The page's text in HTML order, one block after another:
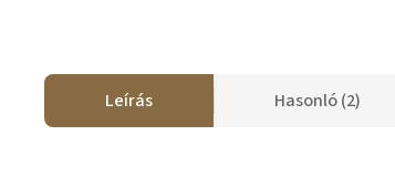
Leírás Hasonló (2)